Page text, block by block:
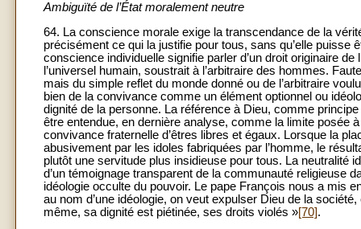
Ambiguïté de l’État moralement neutre
64. La conscience morale exige la transcendance de la
précisément ce qui la justifie pour tous, sans qu’elle puisse
conscience individuelle signifie parler d’un droit originaire
l’universel humain, soustrait à l’arbitraire des hommes.
mais du simple reflet du monde donné ou de l’arbitraire
bien de la convivance comme un élément optionnel ou
dignité de la personne. La référence à Dieu, comme
être entendue, en dernière analyse, comme la limite posée
convivance fraternelle d’êtres libres et égaux. Lorsque la
abusivement par les idoles fabriquées par l’homme, le
plutôt une servitude plus insidieuse pour tous. La neutralité
d’un témoignage transparent de la communauté religieuse
idéologie occulte du pouvoir. Le pape François nous a mis
au nom d’une idéologie, on veut expulser Dieu de la
même, sa dignité est piétinée, ses droits violés »[70].